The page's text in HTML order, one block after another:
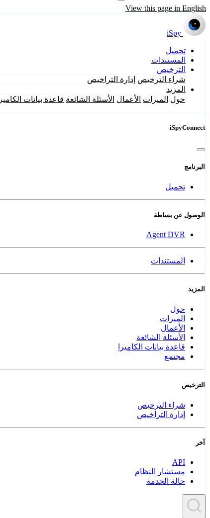
View this page in English
iSpy
تحميل
المستندات
الترخيص
شراء الترخيص إدارة التراخيص
المزيد
حول الميزات الأعمال الأسئلة الشائعة قاعدة بيانات الكاميرا
iSpyConnect
البرنامج
تحميل
الوصول عن بساطة
Agent DVR
المستندات
المزيد
حول
الميزات
الأعمال
الأسئلة الشائعة
قاعدة بيانات الكاميرا
مجتمع
الترخيص
شراء الترخيص
إدارة التراخيص
آخر
API
مستشار النظام
حالة الخدمة